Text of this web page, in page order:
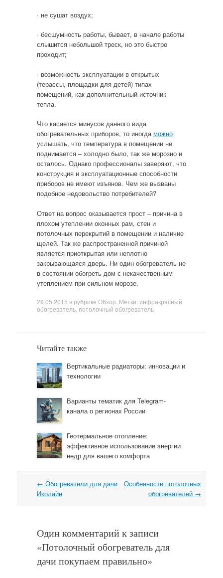
· не сушат воздух;
· бесшумность работы, бывает, в начале работы
слышится небольшой треск, но это быстро
проходит;
· возможность эксплуатации в открытых
(терассы, площадки для детей) типах
помещений, как дополнительный источник
тепла.
Что касается минусов данного вида
обогревательных приборов, то иногда можно
услышать, что температура в помещении не
поднимается – холодно было, так же морозно и
осталось. Однако профессионалы заверяют, что
конструкция и эксплуатационные способности
приборов не имеют изъянов. Чем же вызваны
подобное недовольство потребителей?
Ответ на вопрос оказывается прост – причина в
плохом утеплении оконных рам, стен и
потолочных перекрытий в помещении и наличие
щелей. Так же распространенной причиной
является приоткрытая или неплотно
закрывающаяся дверь. Ни один обогреватель не
в состоянии обогреть дом с некачественным
утеплением при сильном морозе.
29.05.2015 в рубрике Обзор . Метки: инфракрасный
обогреватель, потолочный обогреватель
Читайте также
Вертикальные радиаторы: инновации и
технологии
Варианты тематик для Telegram-
канала о регионах России
Геотермальное отопление:
эффективное использование энергии
недр для вашего комфорта
Навигация
← Обогреватели для дачи
Иколайн
Особенности потолочных
обогревателей →
Один комментарий к записи
«Потолочный обогреватель для
дачи покупаем правильно»